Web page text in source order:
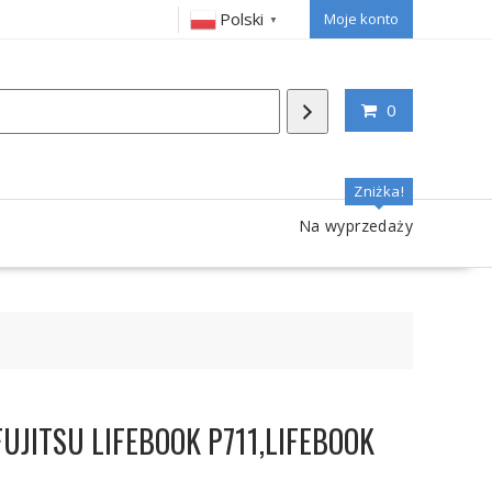
Polski ▼ Moje konto
0
Zniżka!
Na wyprzedaży
LIFEBOOK P711,LIFEBOOK